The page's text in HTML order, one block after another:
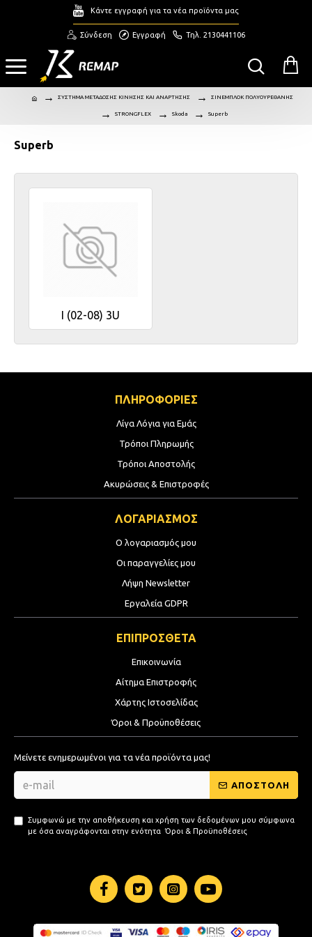
Κάντε εγγραφή για τα νέα προϊόντα μας
Σύνδεση Εγγραφή Τηλ. 2130441106
ΣΥΣΤΗΜΑ ΜΕΤΑΔΟΣΗΣ ΚΙΝΗΣΗΣ ΚΑΙ ΑΝΑΡΤΗΣΗΣ ΣΙΝΕΜΠΛΟΚ ΠΟΛΥΟΥΡΕΘΑΝΗΣ
STRONGFLEX Skoda Superb
Superb
I (02-08) 3U
ΠΛΗΡΟΦΟΡΙΕΣ
Λίγα Λόγια για Εμάς
Τρόποι Πληρωμής
Τρόποι Αποστολής
Ακυρώσεις & Επιστροφές
ΛΟΓΑΡΙΑΣΜΟΣ
Ο λογαριασμός μου
Οι παραγγελίες μου
Λήψη Newsletter
Εργαλεία GDPR
ΕΠΙΠΡΟΣΘΕΤΑ
Επικοινωνία
Αίτημα Επιστροφής
Χάρτης Ιστοσελίδας
Όροι & Προϋποθέσεις
Μείνετε ενημερωμένοι για τα νέα προϊόντα μας!
ΑΠΟΣΤΟΛΗ
Συμφωνώ με την αποθήκευση και χρήση των δεδομένων μου σύμφωνα
με όσα αναγράφονται στην ενότητα Όροι & Προϋποθέσεις